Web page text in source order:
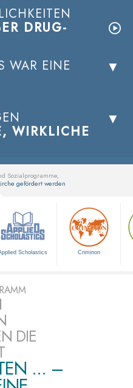
DRUG-
WAR EINE
WIRKLICHE
Sozialprogramme,
gefördert werden
Scholastics Criminon
DIE
... –